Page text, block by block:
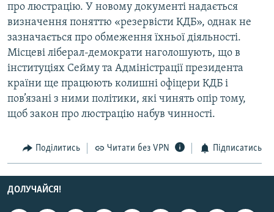
про люстрацію. У новому документі надається
визначення поняттю «резервісти КДБ», однак не
зазначається про обмеження їхньої діяльності.
Місцеві ліберал-демократи наголошують, що в
інституціях Сейму та Адміністрації президента
країни ще працюють колишні офіцери КДБ і
пов’язані з ними політики, які чинять опір тому,
щоб закон про люстрацію набув чинності.
Поділитись Читати без VPN Підписатись
ДОЛУЧАЙСЯ!